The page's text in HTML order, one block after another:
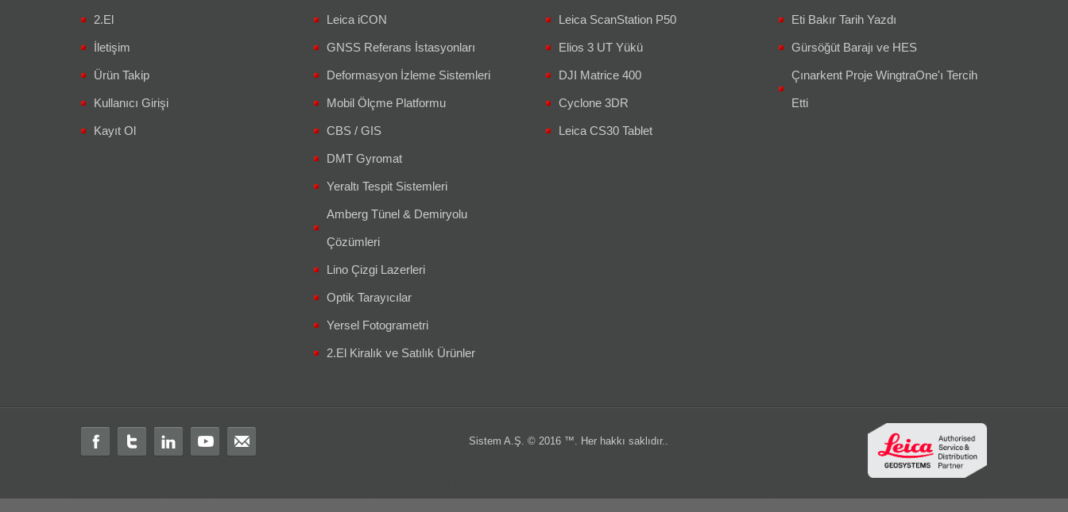
2.El
İletişim
Ürün Takip
Kullanıcı Girişi
Kayıt Ol
Leica iCON
GNSS Referans İstasyonları
Deformasyon İzleme Sistemleri
Mobil Ölçme Platformu
CBS / GIS
DMT Gyromat
Yeraltı Tespit Sistemleri
Amberg Tünel & Demiryolu
Çözümleri
Lino Çizgi Lazerleri
Optik Tarayıcılar
Yersel Fotogrametri
2.El Kiralık ve Satılık Ürünler
Leica ScanStation P50
Elios 3 UT Yükü
DJI Matrice 400
Cyclone 3DR
Leica CS30 Tablet
Eti Bakır Tarih Yazdı
Gürsöğüt Barajı ve HES
Çınarkent Proje WingtraOne'ı Tercih
Etti
Sistem A.Ş. © 2016 ™. Her hakkı saklıdır..
alanları nelerdir Total station Kullanım şekli nasıdır? rtk cors sabit gezici leica nivo nivo LS10 LS15 DNA03 DNA10 lazer nivo lazer tarayıcı c10 3B lazer tarayıcı dijital nivo optik nivo wild wild teodolit